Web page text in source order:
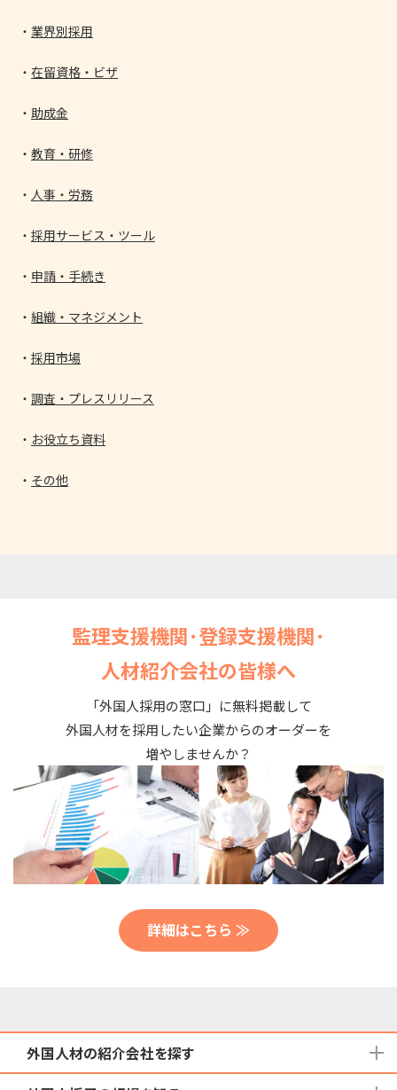
業界別採用
在留資格・ビザ
助成金
教育・研修
人事・労務
採用サービス・ツール
申請・手続き
組織・マネジメント
採用市場
調査・プレスリリース
お役立ち資料
その他
監理支援機関･登録支援機関･
人材紹介会社の皆様へ
「外国人採用の窓口」に無料掲載して
外国人材を採用したい企業からのオーダーを
増やしませんか？
詳細はこちら ≫
外国人材の紹介会社を探す